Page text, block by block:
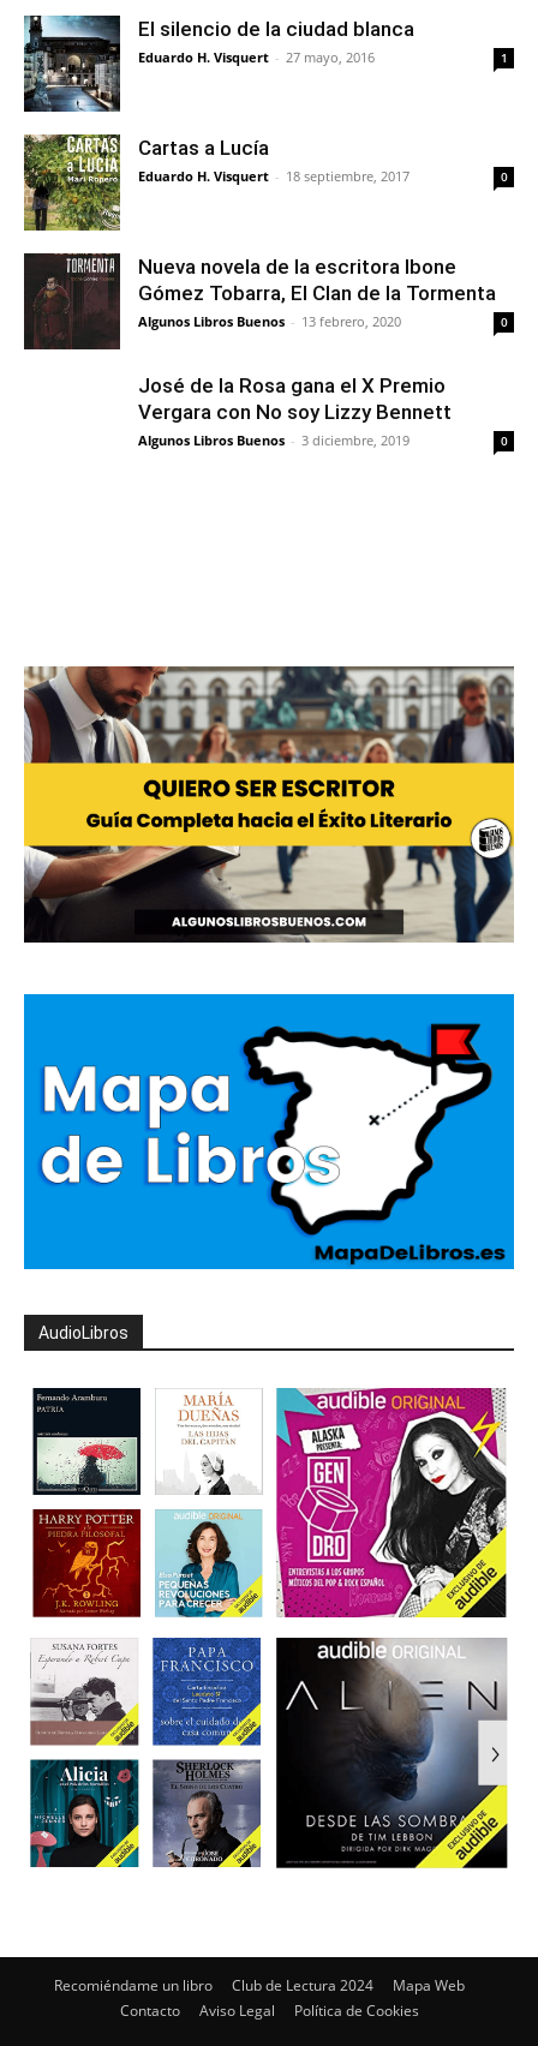
El silencio de la ciudad blanca
Eduardo H. Visquert - 27 mayo, 2016 1
Cartas a Lucía
Eduardo H. Visquert - 18 septiembre, 2017 0
Nueva novela de la escritora Ibone
Gómez Tobarra, El Clan de la Tormenta
Algunos Libros Buenos - 13 febrero, 2020 0
José de la Rosa gana el X Premio
Vergara con No soy Lizzy Bennett
Algunos Libros Buenos - 3 diciembre, 2019 0
AudioLibros
Recomiéndame un libro Club de Lectura 2024
Mapa Web
Contacto
Aviso Legal Política de Cookies